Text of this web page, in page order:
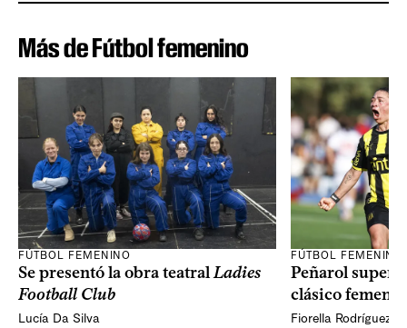
Más de Fútbol femenino
FÚTBOL FEMENINO
Se presentó la obra teatralLadies
Football Club
Lucía Da Silva
FÚTBOL FEMENINO
Peñarol superó
clásico
Fiorella Rodríguez